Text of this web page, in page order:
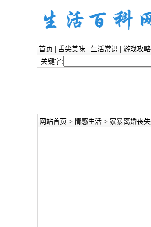
首页 舌尖美味| 生活常识 游戏攻略
关键字:
网站首页 > 情感生活> 家暴离婚丧